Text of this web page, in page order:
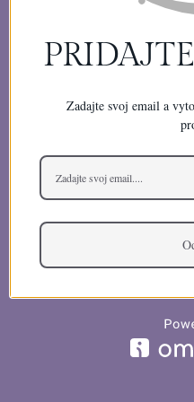
SOON!
Zadajte svoj email a